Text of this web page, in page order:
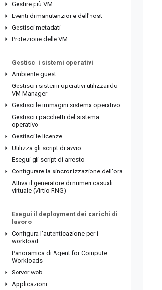
Gestire più VM
Eventi di manutenzione dell'host
Gestisci metadati
Protezione delle VM
Gestisci i sistemi operativi
Ambiente guest
Gestisci i sistemi operativi utilizzando
VM Manager
Gestisci le immagini sistema operativo
Gestisci i pacchetti del sistema
operativo
Gestisci le licenze
Utilizza gli script di avvio
Esegui gli script di arresto
Configurare la sincronizzazione dell'ora
Attiva il generatore di numeri casuali
virtuale (Virtio RNG)
Esegui il deployment dei carichi di
lavoro
Configura l'autenticazione per i
workload
Panoramica di Agent for Compute
Workloads
Server web
Applicazioni